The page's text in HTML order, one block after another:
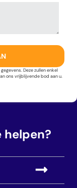
Deze zullen enkel
ons vrijblijvende bod aan u.
helpen?